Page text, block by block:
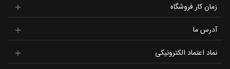
زمان کار فروشگاه
آدرس ما
نماد اعتماد الکترونیکی